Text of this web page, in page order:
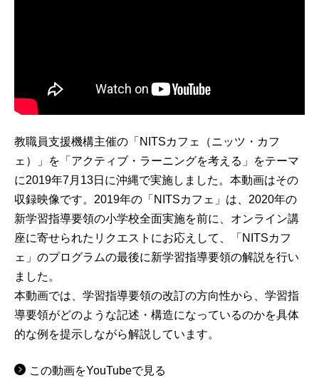
教職員支援機構主催の「NITSカフェ（ニッツ・カフ
ェ）」を「アクティブ・ラーニングを考える」をテーマ
に2019年7月13日に沖縄で実施しました。本動画はその
収録映像です。2019年の「NITSカフェ」は、2020年の
新学習指導要領の小学校全面実施を前に、オンライン講
座に寄せられたリクエストにお応えして、「NITSカフ
ェ」のプログラムの最後に新学習指導要領の解説を行い
ました。
本動画では、学習指導要領の改訂の方向性から、学習指
導要領がどのような記述・構造になっているのかを具体
的な例を提示しながら解説しています。
この動画をYouTubeで見る